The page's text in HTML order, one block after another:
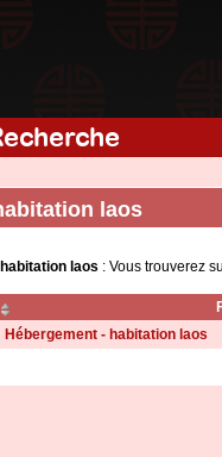
laos
habitation laos : Vous trouverez
Hébergement - habitation laos